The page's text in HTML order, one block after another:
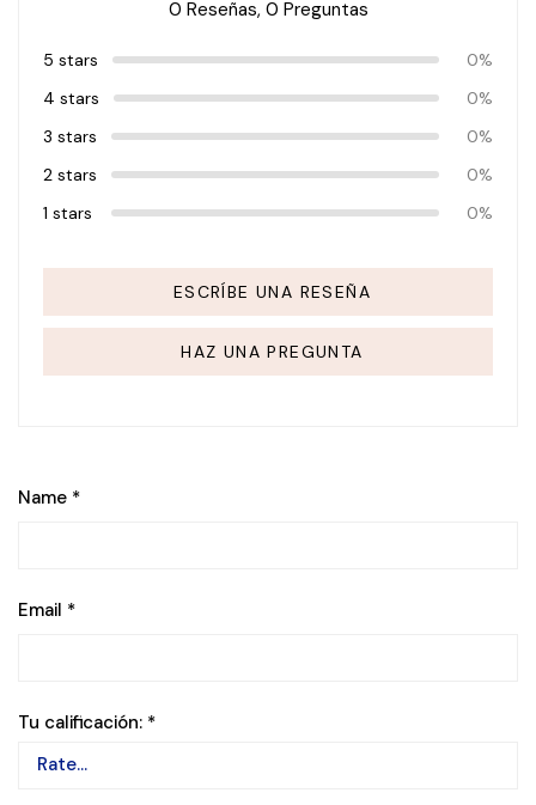
0 Reseñas, 0 Preguntas
5 stars
0%
4 stars
0%
3 stars
0%
2 stars
0%
1 stars
0%
ESCRÍBE UNA RESEÑA
HAZ UNA PREGUNTA
Name *
Email *
Tu calificación: *